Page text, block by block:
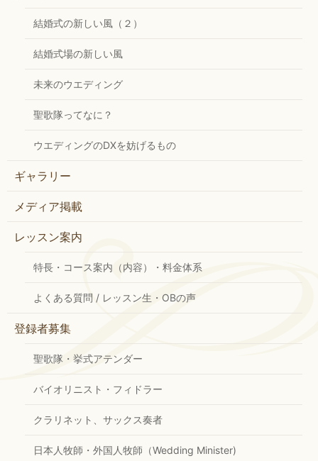
結婚式の新しい風（２）
結婚式場の新しい風
未来のウエディング
聖歌隊ってなに？
ウエディングのDXを妨げるもの
ギャラリー
メディア掲載
レッスン案内
特長・コース案内（内容）・料金体系
よくある質問 / レッスン生・OBの声
登録者募集
聖歌隊・挙式アテンダー
バイオリニスト・フィドラー
クラリネット、サックス奏者
日本人牧師・外国人牧師（Wedding Minister)